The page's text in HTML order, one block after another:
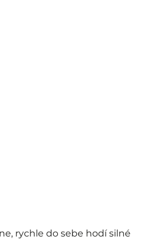
rychle do sebe hodí silné